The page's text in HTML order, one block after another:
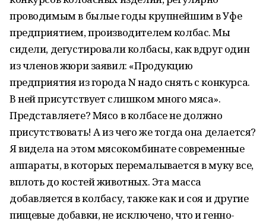
проводимым в былые годы крупнейшим в Уфе
предприятием, производителем колбас. Мы
сидели, дегустировали колбасы, как вдруг один
из членов жюри заявил: «Продукцию
предприятия из города N надо снять с конкурса.
В ней присутствует слишком много мяса».
Представляете? Мясо в колбасе не должно
присутствовать! А из чего же тогда она делается?
Я видела на этом мясокомбинате современные
аппараты, в которых перемалывается в муку все,
вплоть до костей животных. Эта масса
добавляется в колбасу, также как и соя и другие
пищевые добавки, не исключено, что и генно-